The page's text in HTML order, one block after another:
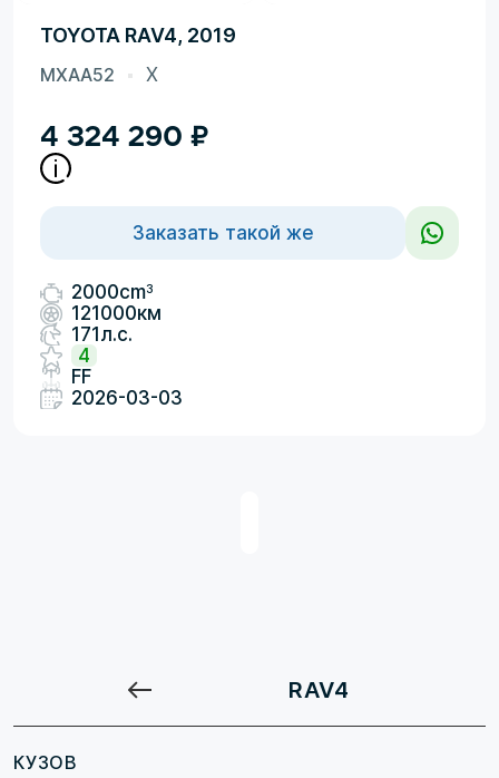
TOYOTA RAV4, 2019
MXAA52 X
4 324 290 ₽
Заказать такой же
2000cm3
121000км
171л.с.
4
FF
2026-03-03
RAV4
КУЗОВ